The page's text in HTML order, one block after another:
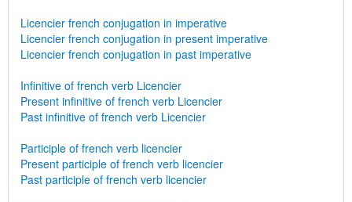
Licencier french conjugation in imperative
Licencier french conjugation in present imperative
Licencier french conjugation in past imperative
Infinitive of french verb Licencier
Present infinitive of french verb Licencier
Past infinitive of french verb Licencier
Participle of french verb licencier
Present participle of french verb licencier
Past participle of french verb licencier